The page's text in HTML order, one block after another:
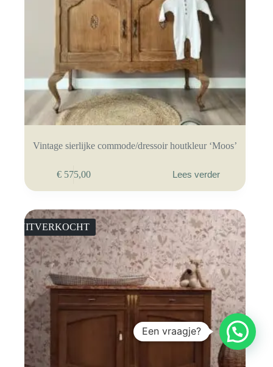
Vintage sierlijke commode/dressoir houtkleur ‘Moos’
€575,00 Lees verder
UITVERKOCHT
Een vraagje?